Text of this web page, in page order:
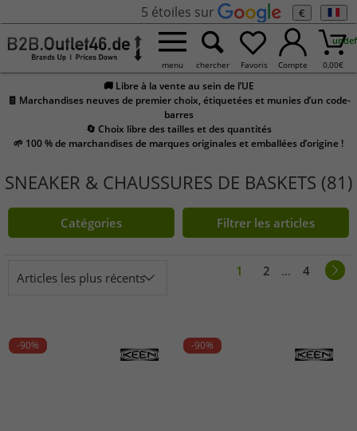
5 étoiles sur €
menu chercher Favoris Compte 0,00€
🚚 Libre à la vente au sein de l’UE
🧾 Marchandises neuves de premier choix, étiquetées et munies d’un code-
barres
🔄 Choix libre des tailles et des quantités
🌱 100 % de marchandises de marques originales et emballées d’origine !
SNEAKER & CHAUSSURES DE BASKETS (81)
Catégories Filtrer les articles
Articles les plus récents 1 2 ... 4
-90% -90%